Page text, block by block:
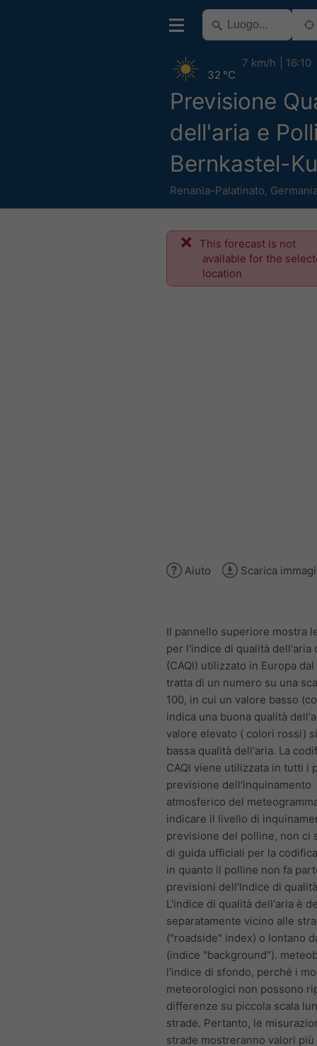
Previsione
dell'aria e
Bernkastel-
Renania-Palatinato,
32 °C
7 km/h 16:10
This forecast is not
available for the
location
Aiuto Scarica
Il pannello superiore mostra
per l'indice di qualità dell'aria
(CAQI) utilizzato in Europa
tratta di un numero su una
100, in cui un valore basso
indica una buona qualità
valore elevato ( colori rossi)
bassa qualità dell'aria. La
CAQI viene utilizzata in tutti i
previsione dell'inquinamento
atmosferico del
indicare il livello di
previsione del polline, non ci
di guida ufficiali per la
in quanto il polline non fa
previsioni dell'Indice di
L'indice di qualità dell'aria è
separatamente vicino alle
("roadside" index) o lontano
(indice "background").
l'indice di sfondo, perché i
meteorologici non possono
differenze su piccola scala
strade. Pertanto, le
strade mostreranno valori più